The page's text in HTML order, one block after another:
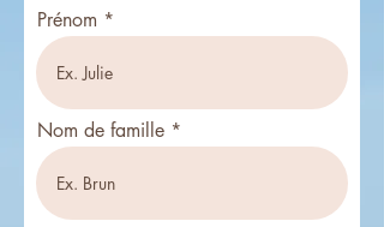
Prénom
Nom de famille